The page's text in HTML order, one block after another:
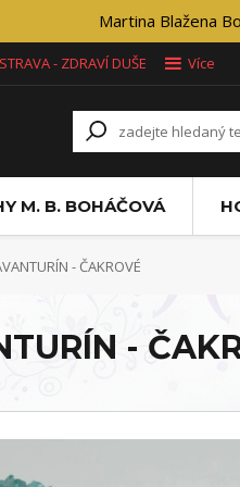
Martina Blažena
- ZDRAVÍ DUŠE Více
M. B. BOHÁČOVÁ
- ČAKROVÉ
-